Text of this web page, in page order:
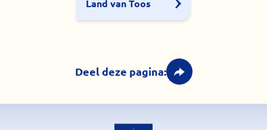
Land van Toos
Deel deze pagina: